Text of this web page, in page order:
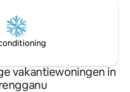
vakantiewoningen in